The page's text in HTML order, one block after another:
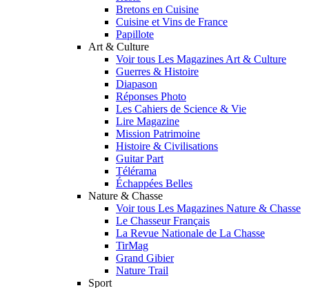
Bretons en Cuisine
Cuisine et Vins de France
Papillote
Art & Culture
Voir tous Les Magazines Art & Culture
Guerres & Histoire
Diapason
Réponses Photo
Les Cahiers de Science & Vie
Lire Magazine
Mission Patrimoine
Histoire & Civilisations
Guitar Part
Télérama
Échappées Belles
Nature & Chasse
Voir tous Les Magazines Nature & Chasse
Le Chasseur Français
La Revue Nationale de La Chasse
TirMag
Grand Gibier
Nature Trail
Sport